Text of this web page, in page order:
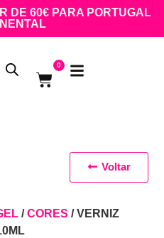
DE 60€ PARA PORTUGAL
0
/CORES / VERNIZ
Voltar